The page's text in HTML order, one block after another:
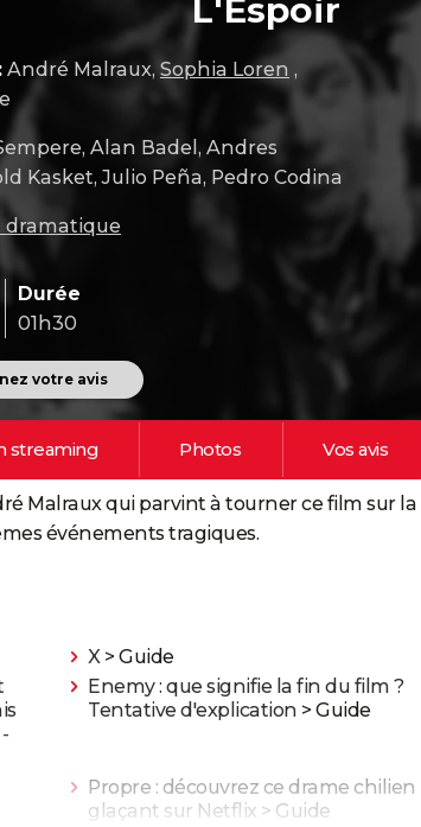
L'Espoir
André Malraux, Sophia Loren ,
Alan Badel, Andres
Kasket, Julio Peña, Pedro Codina
dramatique
Durée
01h30
votre avis
streaming Photos Vosavis
Malraux qui parvint à tourner ce film sur la
événements tragiques.
X > Guide
Enemy : que signifie la fin du film ?
Tentative d'explication > Guide
Propre : découvrez ce drame chilien
glaçant sur Netflix > Guide